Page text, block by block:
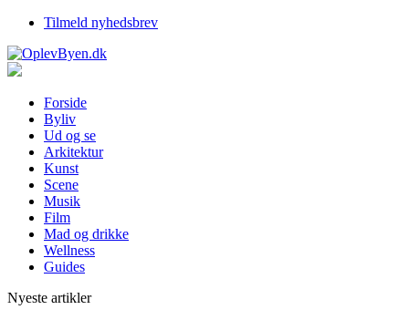
Tilmeld nyhedsbrev
Forside
Byliv
Ud og se
Arkitektur
Kunst
Scene
Musik
Film
Mad og drikke
Wellness
Guides
Nyeste artikler